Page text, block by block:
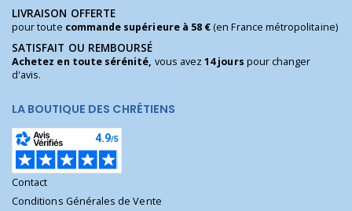
LIVRAISON OFFERTE
pour toute commande supérieure à 58 €(en France métropolitaine)
SATISFAIT OU REMBOURSÉ
Achetez en toute sérénité, vous avez14 jours pour changer
d'avis.
LA BOUTIQUE DES CHRÉTIENS
Contact
Conditions Générales de Vente